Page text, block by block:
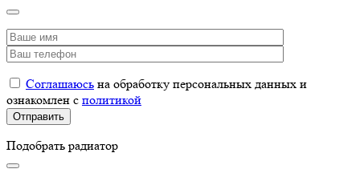
Соглашаюсь на обработку персональных данных и
ознакомлен с политикой
Подобрать радиатор